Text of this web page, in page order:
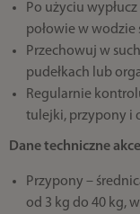
Po użyciu
połowie w wodzie
Przechowuj w
pudełkach lub
Regularnie
tulejki, przypony i
Dane techniczne
Przypony –
od 3 kg do 40 kg,